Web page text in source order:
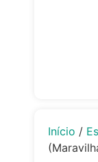
Início /